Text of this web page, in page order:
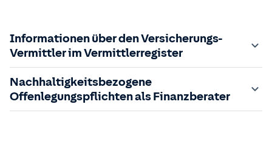
Informationen über den Versicherungs-
Vermittler im Vermittlerregister
Zuständige Aufsichtsbehörde:
Der Vermittler ist gebundener Versicherungsvermittler
gem. §34d GewO, bei der zuständigen IHK gemeldet und
Nachhaltigkeitsbezogene
Offenlegungspflichten als Finanzberater